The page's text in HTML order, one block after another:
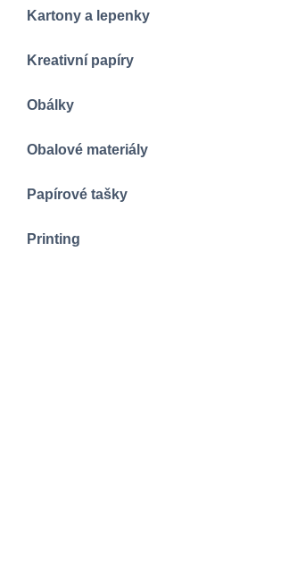
Kartony a lepenky
Kreativní papíry
Obálky
Obalové materiály
Papírové tašky
Printing